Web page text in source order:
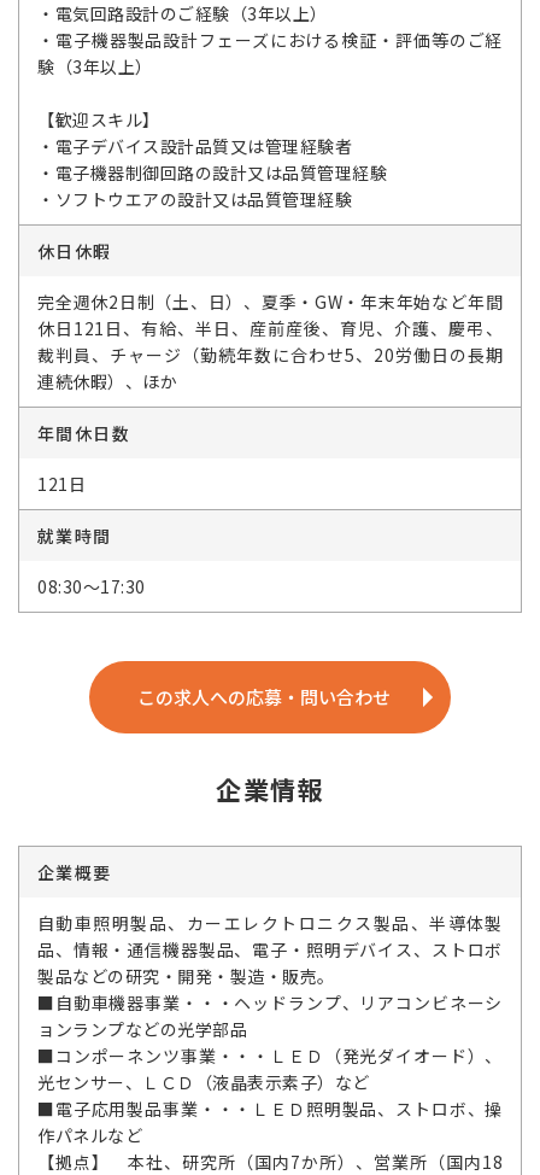
・電気回路設計のご経験（3年以上）
・電子機器製品設計フェーズにおける検証・評価等のご経
験（3年以上）
【歓迎スキル】
・電子デバイス設計品質又は管理経験者
・電子機器制御回路の設計又は品質管理経験
・ソフトウエアの設計又は品質管理経験
休日休暇
完全週休2日制（土、日）、夏季・GW・年末年始など年間
休日121日、有給、半日、産前産後、育児、介護、慶弔、
裁判員、チャージ（勤続年数に合わせ5、20労働日の長期
連続休暇）、ほか
年間休日数
121日
就業時間
08:30～17:30
この求人への応募・問い合わせ
企業情報
企業概要
自動車照明製品、カーエレクトロニクス製品、半導体製
品、情報・通信機器製品、電子・照明デバイス、ストロボ
製品などの研究・開発・製造・販売。
■自動車機器事業・・・ヘッドランプ、リアコンビネーシ
ョンランプなどの光学部品
■コンポーネンツ事業・・・ＬＥＤ（発光ダイオード）、
光センサー、ＬＣＤ（液晶表示素子）など
■電子応用製品事業・・・ＬＥＤ照明製品、ストロボ、操
作パネルなど
【拠点】 本社、研究所（国内7か所）、営業所（国内18